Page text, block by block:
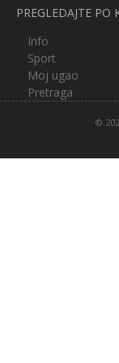
PREGLEDAJTE PO
Info
Sport
Moj ugao
Pretraga
©